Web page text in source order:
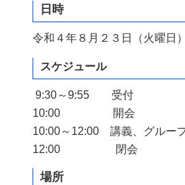
日時
令和４年８月２３日（火曜
スケジュール
9:30～9:55 受付
10:00 開会
10:00～12:00 講義、グルー
12:00 閉会
場所